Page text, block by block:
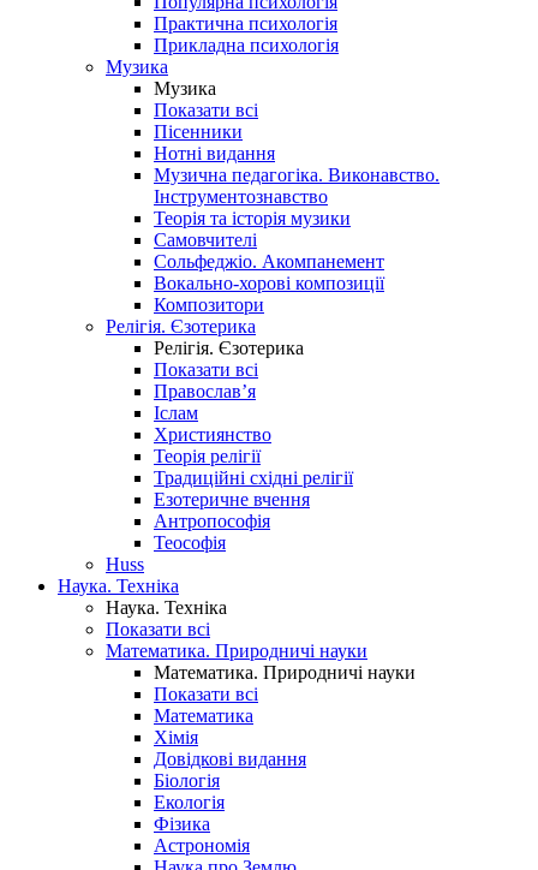
Практична психологія
Прикладна психологія
Музика
Музика
Показати всі
Пісенники
Нотні видання
Музична педагогіка. Виконавство.
Інструментознавство
Теорія та історія музики
Самовчителі
Сольфеджіо. Акомпанемент
Вокально-хорові композиції
Композитори
Релігія. Єзотерика
Релігія. Єзотерика
Показати всі
Православ’я
Іслам
Християнство
Теорія релігії
Традиційні східні релігії
Езотеричне вчення
Антропософія
Теософія
Huss
Наука. Техніка
Наука. Техніка
Показати всі
Математика. Природничі науки
Математика. Природничі науки
Показати всі
Математика
Хімія
Довідкові видання
Біологія
Екологія
Фізика
Астрономія